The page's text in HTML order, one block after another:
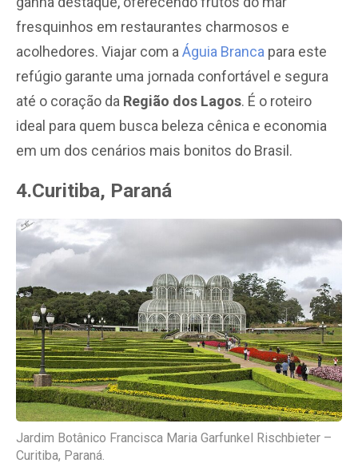
fresquinhos em restaurantes charmosos e
acolhedores. Viajar com aÁguia Branca para este
refúgio garante uma jornada confortável e segura
até o coração da Região dos Lagos. É o roteiro
ideal para quem busca beleza cênica e economia
em um dos cenários mais bonitos do Brasil.
4.Curitiba, Paraná
Jardim Botânico Francisca Maria Garfunkel Rischbieter –
Curitiba, Paraná.